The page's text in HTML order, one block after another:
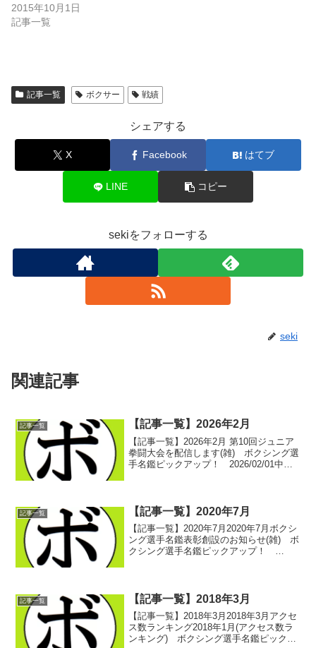
2015年10月1日
記事一覧
記事一覧 ボクサー 戦績
シェアする
X Facebook はてブ
LINE コピー
sekiをフォローする
seki
関連記事
記事一覧 【記事一覧】2026年2月
【記事一覧】2026年2月 第10回ジュニア
拳闘大会を配信します(雑) ボクシング選
手名鑑ピックアップ！ 2026/02/01中日
記事一覧 【記事一覧】2020年7月
【記事一覧】2020年7月2020年7月ボクシ
ング選手名鑑表彰創設のお知らせ(雑) ボ
クシング選手名鑑ピックアップ！
記事一覧 【記事一覧】2018年3月
【記事一覧】2018年3月2018年3月アクセ
ス数ランキング2018年1月(アクセス数ラ
ンキング) ボクシング選手名鑑ピックア